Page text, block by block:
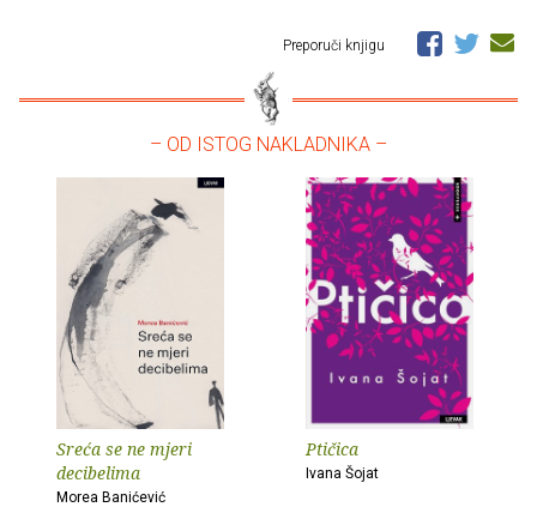
Preporuči knjigu
– OD ISTOG NAKLADNIKA –
Sreća se ne mjeri
decibelima
Morea Banićević
Ptičica
Ivana Šojat